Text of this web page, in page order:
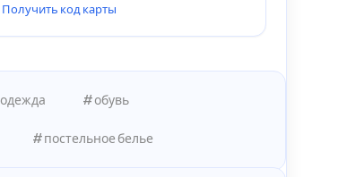
Получить код карты
одежда обувь
постельное белье